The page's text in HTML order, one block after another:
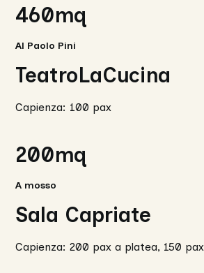
460mq
460mq
Al Paolo Pini
TeatroLaCucina
Capienza: 100 pax
200mq
200mq
A mosso
Sala Capriate
Capienza: 200 pax a platea, 150